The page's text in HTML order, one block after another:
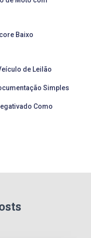
Baixo
de Leilão
Simples
Como